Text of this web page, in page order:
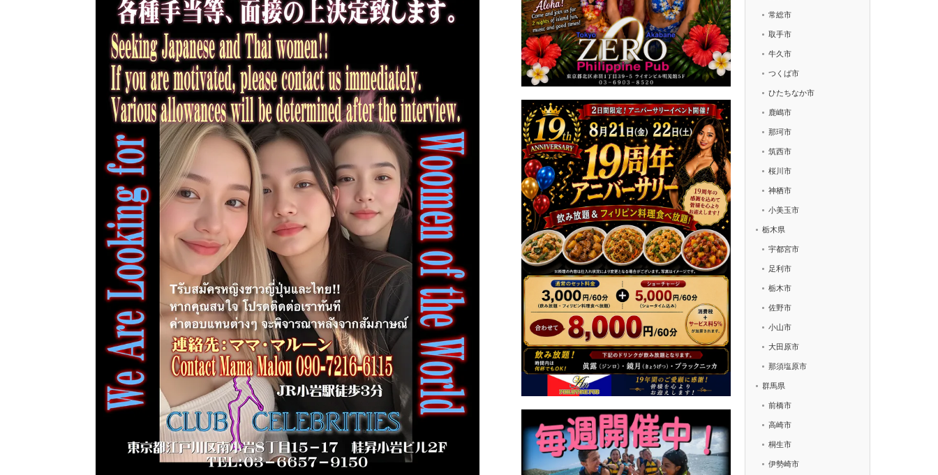
常総市
取手市
牛久市
つくば市
ひたちなか市
鹿嶋市
那珂市
筑西市
桜川市
神栖市
小美玉市
栃木県
宇都宮市
足利市
栃木市
佐野市
小山市
大田原市
那須塩原市
群馬県
前橋市
高崎市
桐生市
伊勢崎市